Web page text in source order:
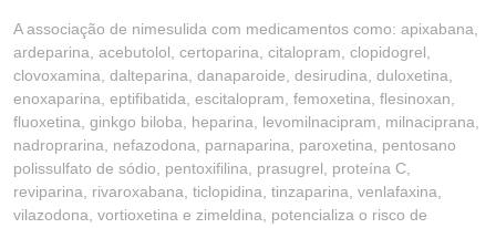
A associação de nimesulida com medicamentos como: apixabana,
ardeparina, acebutolol, certoparina, citalopram, clopidogrel,
clovoxamina, dalteparina, danaparoide, desirudina, duloxetina,
enoxaparina, eptifibatida, escitalopram, femoxetina, flesinoxan,
fluoxetina, ginkgo biloba, heparina, levomilnacipram, milnaciprana,
nadroprarina, nefazodona, parnaparina, paroxetina, pentosano
polissulfato de sódio, pentoxifilina, prasugrel, proteína C,
reviparina, rivaroxabana, ticlopidina, tinzaparina, venlafaxina,
vilazodona, vortioxetina e zimeldina, potencializa o risco de